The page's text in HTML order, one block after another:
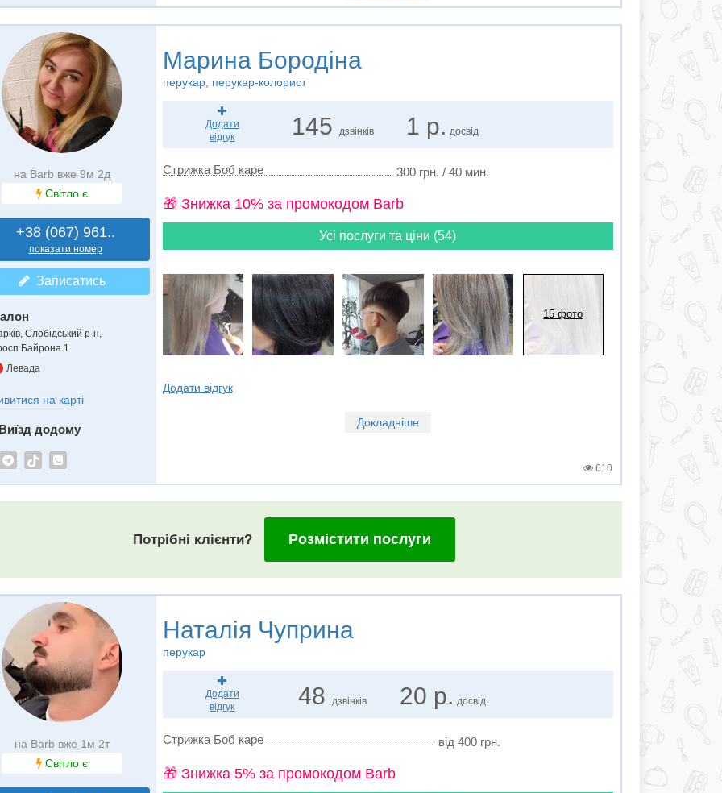
на Barb вже 9м 2д
Світло є
+38 (067) 961..
показати номер
Записатись
Слобідський р-н,
Байрона 1
Левада
на карті
додому
Марина Бородіна
перукар, перукар-колорист
Додати
відгук
145 дзвінків 1 р. досвід
Стрижка Боб каре 300 грн. / 40 мин.
🎁 Знижка 10% за промокодом Barb
Усі послуги та ціни (54)
15 фото
Додати відгук
Докладніше
610
Потрібні клієнти? Розмістити послуги
на Barb вже 1м 2т
Світло є
Наталія Чуприна
перукар
Додати
відгук
48 дзвінків 20 р. досвід
Стрижка Боб каре від 400 грн.
🎁 Знижка 5% за промокодом Barb